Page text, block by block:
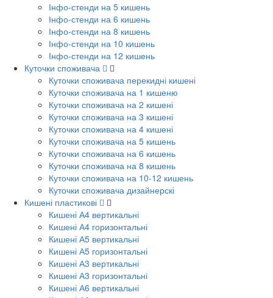
Інфо-стенди на 5 кишень
Інфо-стенди на 6 кишень
Інфо-стенди на 8 кишень
Інфо-стенди на 10 кишень
Інфо-стенди на 12 кишень
Куточки споживача
Куточки споживача перекидні кишені
Куточки споживача на 1 кишеню
Куточки споживача на 2 кишені
Куточки споживача на 3 кишені
Куточки споживача на 4 кишені
Куточки споживача на 5 кишень
Куточки споживача на 6 кишень
Куточки споживача на 8 кишень
Куточки споживача на 10-12 кишень
Куточки споживача дизайнерскі
Кишені пластикові
Кишені А4 вертикальні
Кишені А4 горизонтальні
Кишені А5 вертикальні
Кишені А5 горизонтальні
Кишені А3 вертикальні
Кишені А3 горизонтальні
Кишені А6 вертикальні